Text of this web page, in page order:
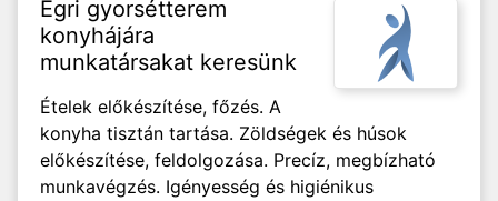
Egri gyorsétterem
konyhájára
munkatársakat keresünk
Ételek előkészítése, főzés. A
konyha tisztán tartása. Zöldségek és húsok
előkészítése, feldolgozása. Precíz, megbízható
munkavégzés. Igényesség és higiénikus